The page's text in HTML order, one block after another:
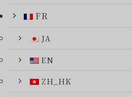
FR
JA
EN
ZH_HK